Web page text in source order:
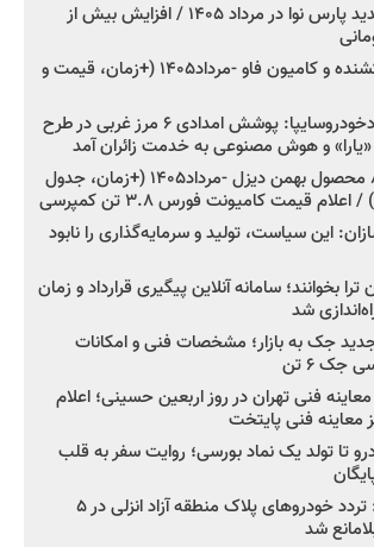
اعلام قیمت جدید پارس نوا در مرداد ۱۴۰۵ / افزایش بیش از
شروع فروش کشنده و کامیون فاو -مرداد۱۴۰۵ (+زمان، قیمت و
مدیرعامل امدادخودروسایپا: پوشش امدادی ۶ مرز غربی در طرح
شروع فروش ۸ محصول بهمن دیزل -مرداد۱۴۰۵ (+زمان، جدول
قیمت کامیونت فورس ۳.۸ تن کمپرسی
این سیاست، تولید و سرمایه‌گذاری را نابود
بخوانند؛ سامانه آنلاین پیگیری قرارداد و زمان
شد
جک به بازار؛ مشخصات فنی و امکانات
جک ۶ تن
۱۱ خط معاینه فنی تهران در روز اربعین حسینی؛ اعلام
معاینه فنی پایتخت
تا تولد یک نماد بورسی؛ روایت سفر به قلب
استاندار گیلان: تردد خودروهای پلاک منطقه آزاد انزلی در ۵
شد